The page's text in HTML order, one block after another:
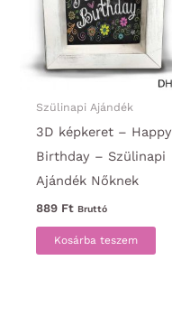
Szülinapi Ajándék
3D képkeret – Happy
Birthday – Szülinapi
Ajándék Nőknek
889 Ft Bruttó
Kosárba teszem